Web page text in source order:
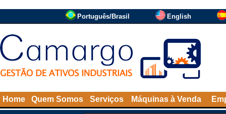
Português/Brasil English
Home Quem Somos Serviços Máquinas à Venda